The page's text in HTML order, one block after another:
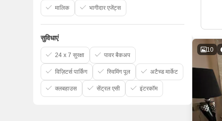
10
मालिक भागीदार एजेंट्स
सुविधाएं
24 x 7 सुरक्षा पावर बैकअप
विज़िटर्स पार्किंग स्विमिंग पूल अटैच्ड मार्केट
क्लबहाउस सेंट्रल एसी इंटरकॉम